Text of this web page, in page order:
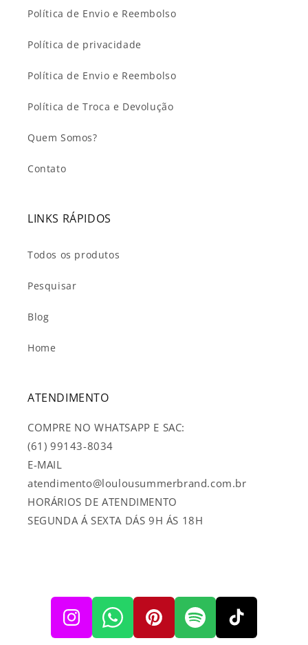
Política de Envio e Reembolso
Política de privacidade
Política de Envio e Reembolso
Política de Troca e Devolução
Quem Somos?
Contato
LINKS RÁPIDOS
Todos os produtos
Pesquisar
Blog
Home
ATENDIMENTO
COMPRE NO WHATSAPP E SAC:
(61) 99143-8034
E-MAIL
atendimento@loulousummerbrand.com.br
HORÁRIOS DE ATENDIMENTO
SEGUNDA Á SEXTA DÁS 9H ÁS 18H